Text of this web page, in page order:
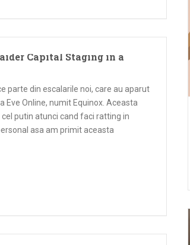
Capital Staging in a
parte din escalarile noi, care au aparut
Eve Online, numit Equinox. Aceasta
putin atunci cand faci ratting in
asa am primit aceasta